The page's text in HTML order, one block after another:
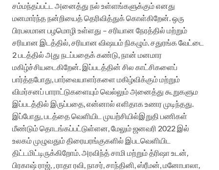
சம்மந்தப்பட்ட அனைத்து நல் உள்ளங்களுக்கும் எனது
மனமார்ந்த நன்றியைத் தெரிவித்துக் கொள்கிறேன். ஒரு
பிரபலமான பழமொழி உள்ளது – சரியான நேரத்தில் மற்றும்
சரியான இடத்தில், சரியான விஷயம் நிகழும். சதுரங்க வேட்டை
2 படத்தில் அது நடப்பதைக் கண்டு, நான் மனமார
மகிழ்ச்சியடைகிறேன். இப்படத்தின் சில காட்சிகளைப்
பார்த்தபோது, ​​பார்வையாளர்களை மகிழ்விக்கும் மற்றும்
விமர்சனப் பாராட்டுகளையும் வெல்லும் அனைத்து கூறுகளும
இப்படத்தில் இருப்பதை, என்னால் எளிதாக உணர முடிந்தது.
இப்போது, ​​படத்தை வெளியிட முயற்சியில்இறுதி பணிகள்
மீண்டும் தொடங்கப்பட்டுள்ளன, மேலும் ஜனவரி 2022 இல்
உலகம் முழுவதும் திரையரங்குகளில் இபடவெளியிட
திட்டமிட்டிருக்கிறோம். அரவிந்த் சாமி மற்றும் த்ரிஷா உடன்,
பிரகாஷ் ராஜ், , ராதா ரவி, நாசர், சாந்தினி, ஸ்ரீமன், மனோபாலா,